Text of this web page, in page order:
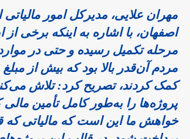
مهران علایی، مدیرکل امور مالیاتی
اصفهان، با اشاره به اینکه برخی از
مرحله تکمیل رسیده و حتی در
مردم آن‌قدر بالا بود که بیش از
کمک کردند، تصریح کرد: تلاش
پروژه‌ها را به‌طور کامل تأمین مالی
خواهش ما این است که مالیاتی که